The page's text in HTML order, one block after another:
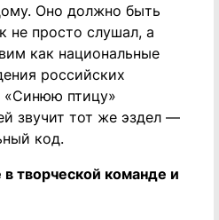
Оно должно быть
не просто слушал, а
как национальные
российских
«Синюю птицу»
звучит тот же эздел —
код.
творческой команде и